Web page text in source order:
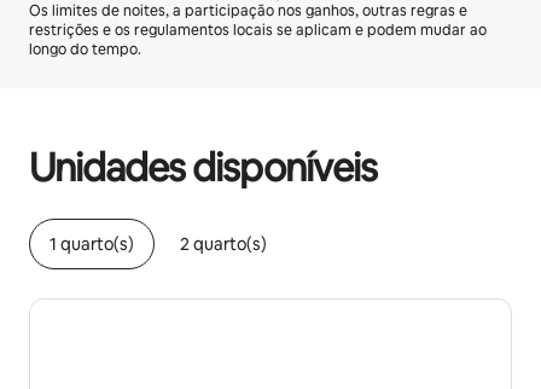
Os limites de noites, a participação nos ganhos, outras regras e
restrições e os regulamentos locais se aplicam e podem mudar ao
longo do tempo.
Unidades disponíveis
1 quarto(s) 2 quarto(s)